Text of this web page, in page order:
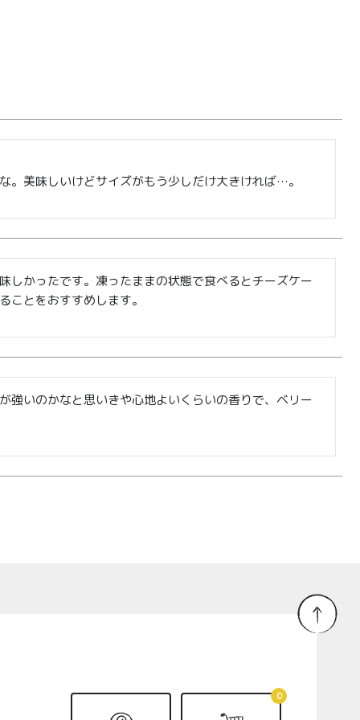
〒599-8237
堺市中区深井水池町3210-1
10:00〜17:00（平日）
。美味しいけどサイズがもう少しだけ大きければ…。
しかったです。凍ったままの状態で食べるとチーズケー
とをおすすめします。
強いのかなと思いきや心地よいくらいの香りで、ベリー
0